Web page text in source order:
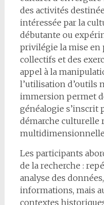
des activités
intéressée par la
débutante ou
privilégie la mise en
collectifs et des
appel à la
l’utilisation d’outils
immersion permet
généalogie s’inscrit
démarche culturelle
Les participants
de la recherche :
analyse des
informations, mais
contextes